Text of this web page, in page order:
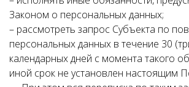
Законом о персональных данных;
– рассмотреть запрос Субъекта по
персональных данных в течение 30
календарных дней с момента такого
иной срок не установлен настоящим